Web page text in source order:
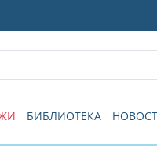
БИБЛИОТЕКА